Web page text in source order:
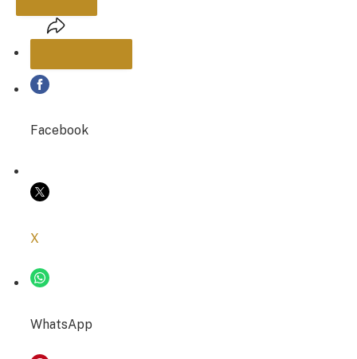
PARTAGER
COPIER LE LIEN
Facebook
X
WhatsApp